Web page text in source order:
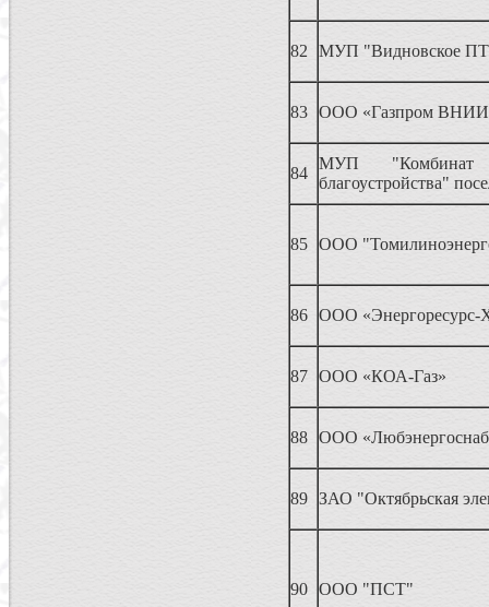
82 МУП "Видновское
83 ООО «Газпром
84
МУП
благоустройства"
85 ООО
86 ООО «Энергоресурс-
87 ООО «КОА-Газ»
88 ООО
89 ЗАО "Октябрьская
90 ООО "ПСТ"